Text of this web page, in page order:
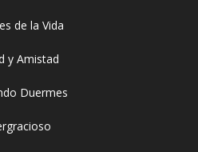
de la Vida
y Amistad
Duermes